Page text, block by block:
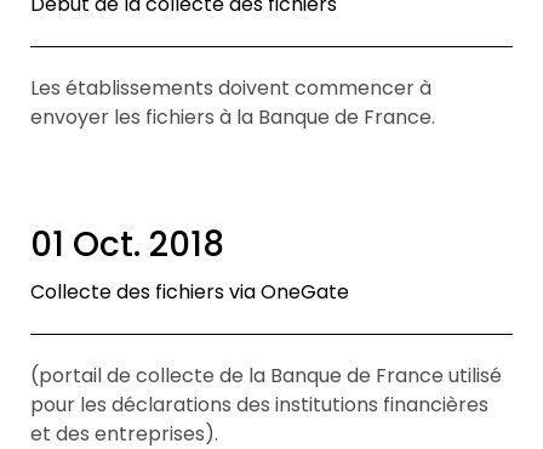
Les établissements doivent commencer à
envoyer les fichiers à la Banque de France.
01 Oct. 2018
Collecte des fichiers via OneGate
(portail de collecte de la Banque de France utilisé
pour les déclarations des institutions financières
et des entreprises).